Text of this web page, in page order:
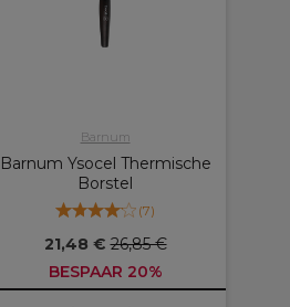
Barnum
Barnum Ysocel Thermische
Borstel
(7)
21,48 €26,85 €
BESPAAR 20%